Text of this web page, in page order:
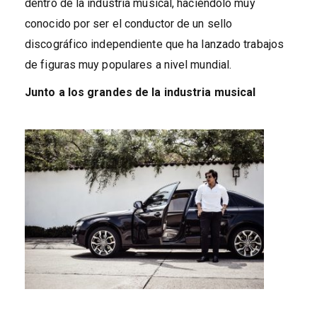
dentro de la industria musical, haciéndolo muy
conocido por ser el conductor de un sello
discográfico independiente que ha lanzado trabajos
de figuras muy populares a nivel mundial.
Junto a los grandes de la industria musical